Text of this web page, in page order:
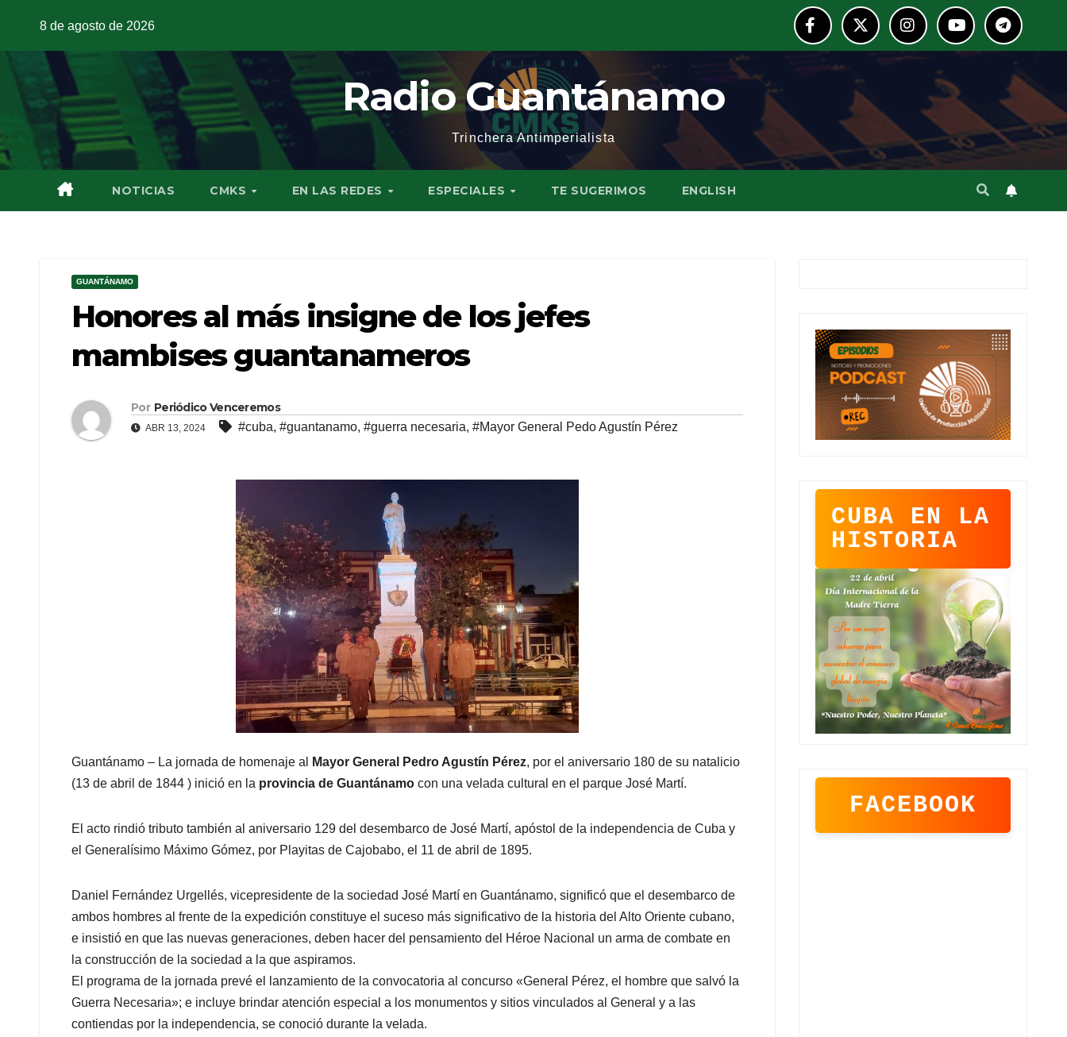
8 de agosto de 2026
Radio Guantánamo
Trinchera Antimperialista
NOTICIAS CMKS EN LAS REDES ESPECIALES TE SUGERIMOS ENGLISH
GUANTÁNAMO
Honores al más insigne de los jefes
mambises guantanameros
Por Periódico Venceremos
ABR 13, 2024 #cuba, #guantanamo, #guerra necesaria, #Mayor General Pedo Agustín Pérez
Guantánamo – La jornada de homenaje al Mayor General Pedro Agustín Pérez, por el aniversario 180 de su natalicio
(13 de abril de 1844 ) inició en la provincia de Guantánamo con una velada cultural en el parque José Martí.
El acto rindió tributo también al aniversario 129 del desembarco de José Martí, apóstol de la independencia de Cuba y
el Generalísimo Máximo Gómez, por Playitas de Cajobabo, el 11 de abril de 1895.
Daniel Fernández Urgellés, vicepresidente de la sociedad José Martí en Guantánamo, significó que el desembarco de
ambos hombres al frente de la expedición constituye el suceso más significativo de la historia del Alto Oriente cubano,
e insistió en que las nuevas generaciones, deben hacer del pensamiento del Héroe Nacional un arma de combate en
la construcción de la sociedad a la que aspiramos.
El programa de la jornada prevé el lanzamiento de la convocatoria al concurso «General Pérez, el hombre que salvó la
Guerra Necesaria»; e incluye brindar atención especial a los monumentos y sitios vinculados al General y a las
contiendas por la independencia, se conoció durante la velada.
CUBA EN LA
HISTORIA
FACEBOOK